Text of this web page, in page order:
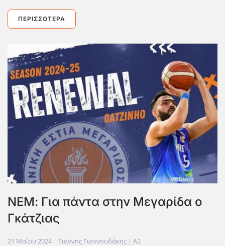
ΠΕΡΙΣΣΌΤΕΡΑ
ΝΕΜ: Για πάντα στην Μεγαρίδα ο
Γκάτζιας
21 Μαΐου 2024 | Γιάννης Γιαννουδάκης | A2